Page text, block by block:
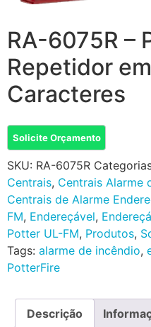
RA-6075R –
Repetidor
Caracteres
Solicite Orçamento
SKU: RA-6075R
Centrais, Centrais Alarme
Centrais de Alarme
FM, Endereçável,
Potter UL-FM, Produtos,
Tags: alarme de incêndio,
PotterFire
Descrição